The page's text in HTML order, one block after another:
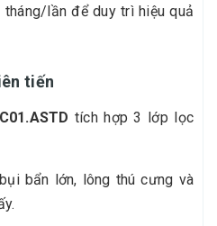
lần để duy trì hiệu quả
tiến
tích hợp 3 lớp lọc
bẩn lớn, lông thú cưng và